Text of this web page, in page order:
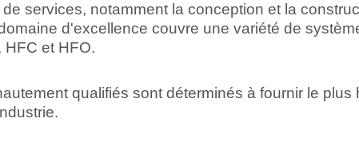
services, notamment la conception et la
d'excellence couvre une variété de
HFC et HFO.
qualifiés sont déterminés à fournir le